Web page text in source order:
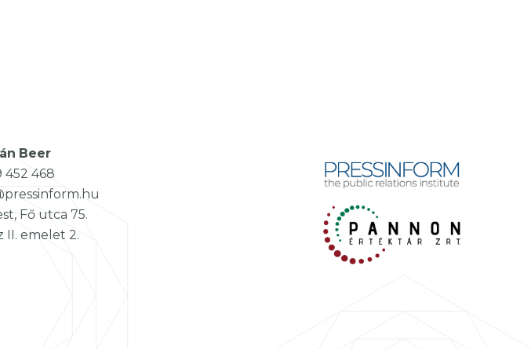
Beer
452 468
Fő utca 75.
II. emelet 2.